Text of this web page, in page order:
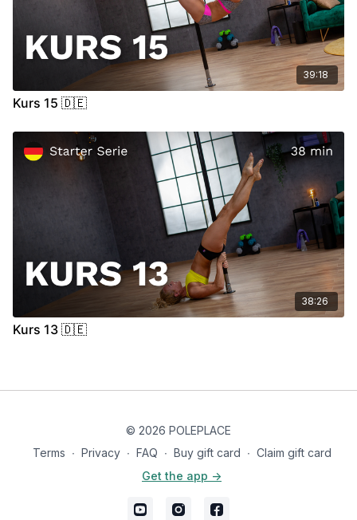
39:18
Kurs 15 🇩🇪
38:26
Kurs 13 🇩🇪
© 2026 POLEPLACE
Terms ∙ Privacy ∙ FAQ ∙ Buy gift card ∙ Claim gift card
Get the app ->